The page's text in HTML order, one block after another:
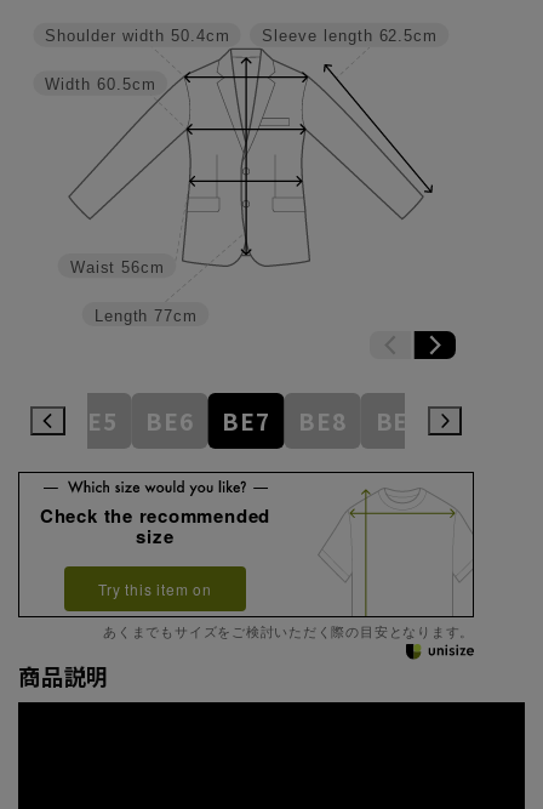
Sleeve length 62.5cm
Length 77cm
Waist 56cm
Width 60.5cm
Shoulder width 50.4cm
BE5 BE6 BE7 BE8 BE9 BE10
Check the recommended
size
Try this item on
あくまでもサイズをご検討いただく際の目安となります。
商品説明